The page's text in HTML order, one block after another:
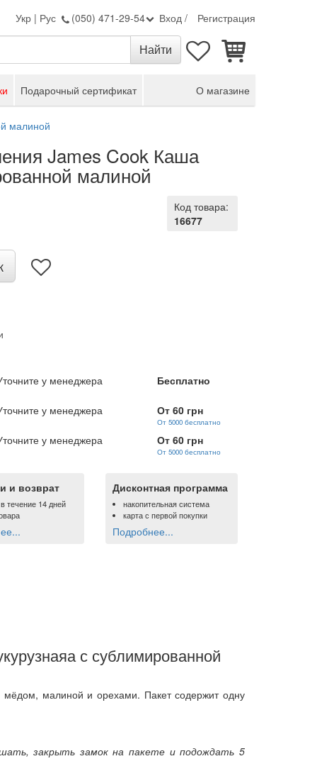
Укр | Рус (050) 471-29-54 Вход / Регистрация
Подарочный сертификат О магазине
малиной
James Cook Каша
малиной
Код товара:
16677
у менеджера Бесплатно
у менеджера От 60 грн
От 5000 бесплатно
у менеджера От 60 грн
От 5000 бесплатно
и возврат
течение 14 дней
Дисконтная программа
накопительная система
карта с первой покупки
Подробнее...
с сублимированной
мёдом, малиной и орехами. Пакет содержит одну
закрыть замок на пакете и подождать 5